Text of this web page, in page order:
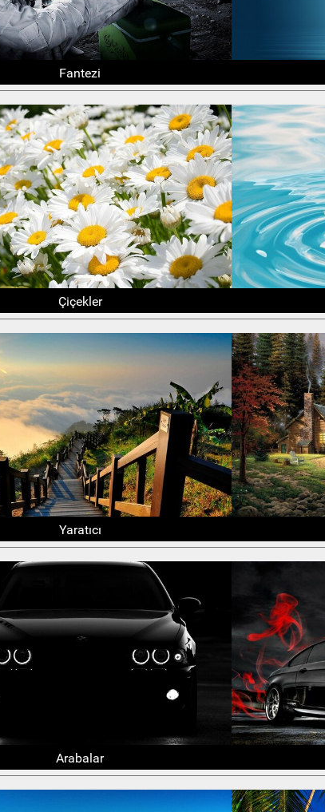
Fantezi
Çiçekler
Yaratıcı
Arabalar